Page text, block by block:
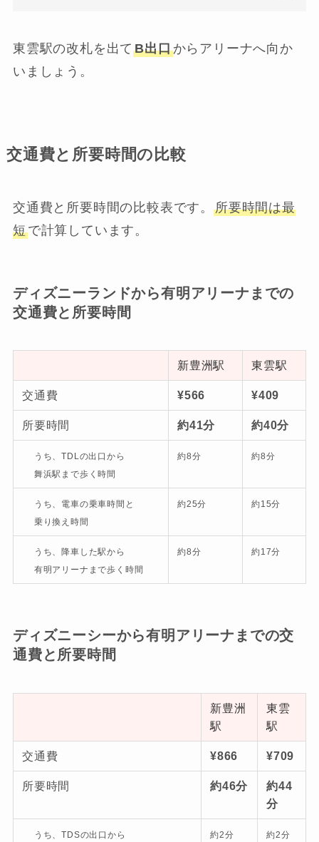
東雲駅の改札を出てB出口からアリーナへ向か
いましょう。
交通費と所要時間の比較
交通費と所要時間の比較表です。所要時間は最
短で計算しています。
ディズニーランドから有明アリーナまでの
交通費と所要時間
新豊洲駅 東雲駅
交通費 ¥566 ¥409
所要時間 約41分 約40分
うち、TDLの出口から
舞浜駅まで歩く時間
約8分 約8分
うち、電車の乗車時間と
乗り換え時間
約25分 約15分
うち、降車した駅から
有明アリーナまで歩く時間
約8分 約17分
ディズニーシーから有明アリーナまでの交
通費と所要時間
新豊洲
駅
東雲
駅
交通費 ¥866 ¥709
所要時間 約46分
約44
分
うち、TDSの出口から
約2分 約2分